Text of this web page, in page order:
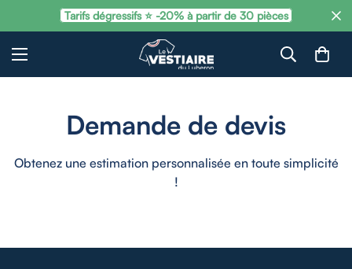
Tarifs dégressifs ⭐ -20% à partir de 30 pièces
Demande de devis
Obtenez une estimation personnalisée en toute simplicité
!